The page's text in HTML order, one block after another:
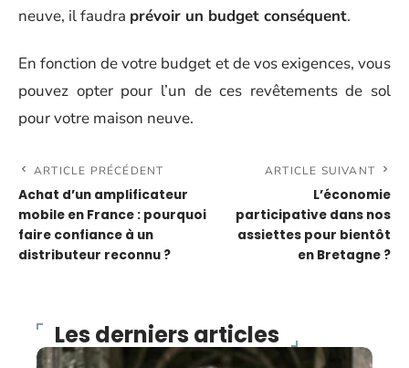
neuve, il faudra prévoir un budget conséquent.
En fonction de votre budget et de vos exigences, vous
pouvez opter pour l’un de ces revêtements de sol
pour votre maison neuve.
ARTICLE PRÉCÉDENT
Achat d’un amplificateur
mobile en France : pourquoi
faire confiance à un
distributeur reconnu ?
ARTICLE SUIVANT
L’économie
participative dans nos
assiettes pour bientôt
en Bretagne ?
Les derniers articles